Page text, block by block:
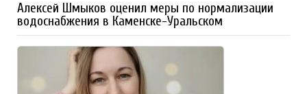
Алексей Шмыков оценил меры по нормализации
водоснабжения в Каменске-Уральском